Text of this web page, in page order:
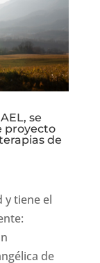
se
proyecto
de
y tiene el
de